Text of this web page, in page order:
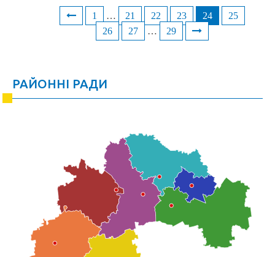
1 … 21 22 23 24
25
26
27 … 29
РАЙОННІ РАДИ